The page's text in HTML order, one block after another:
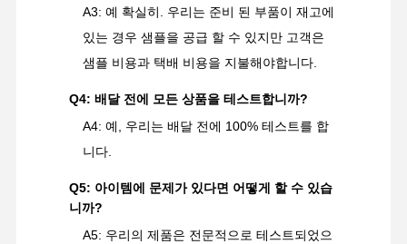
A3: 예 확실히. 우리는 준비 된 부품이 재고에
있는 경우 샘플을 공급 할 수 있지만 고객은
샘플 비용과 택배 비용을 지불해야합니다.
Q4: 배달 전에 모든 상품을 테스트합니까?
A4: 예, 우리는 배달 전에 100% 테스트를 합
니다.
Q5: 아이템에 문제가 있다면 어떻게 할 수 있습
니까?
A5: 우리의 제품은 전문적으로 테스트되었으